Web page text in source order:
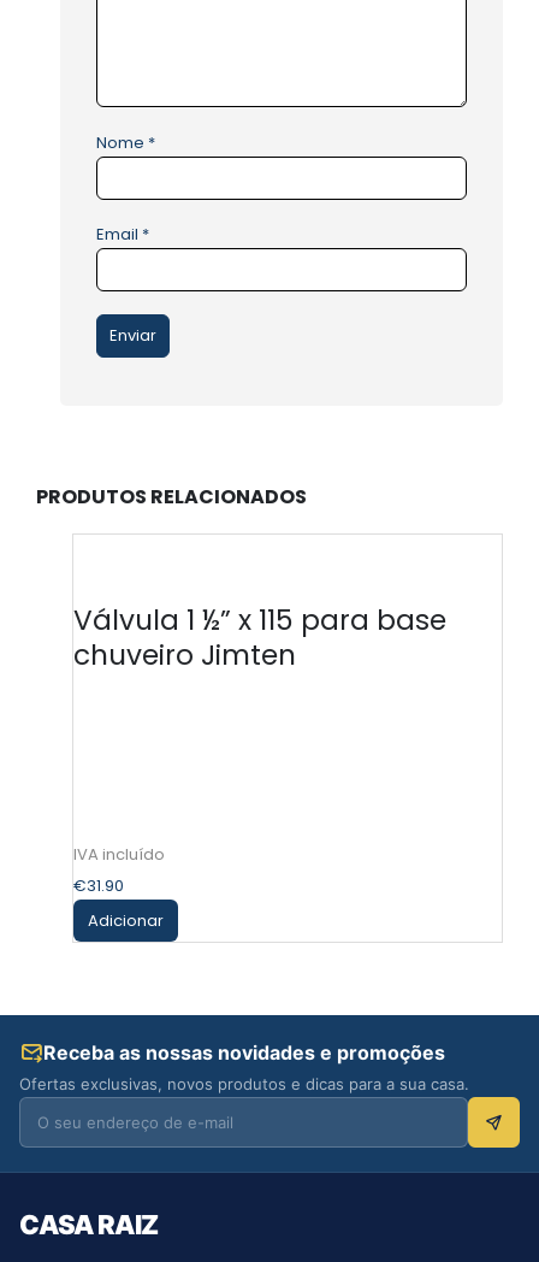
Nome *
Email *
PRODUTOS RELACIONADOS
Válvula 1 ½” x 115 para base
chuveiro Jimten
€31.90
Adicionar
Receba as nossas novidades e promoções
Ofertas exclusivas, novos produtos e dicas para a sua casa.
CASA RAIZ